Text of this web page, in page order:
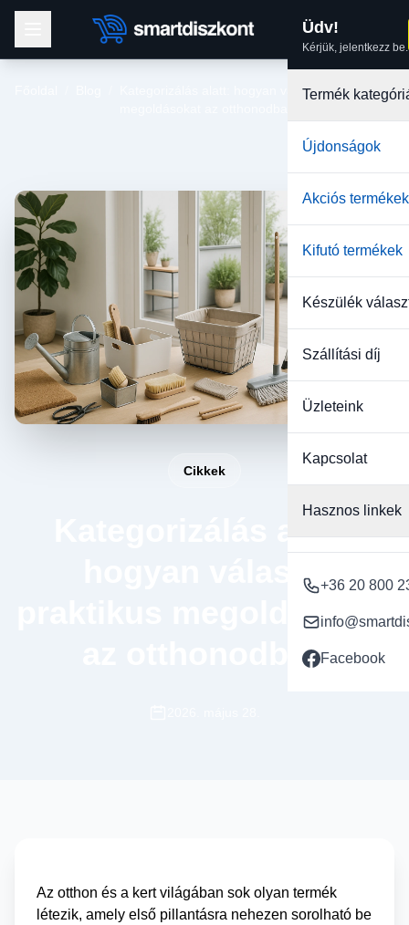
Üdv!
Kérjük, jelentkezz be.
Termék
Újdonságok
Akciós termékek
Kifutó termékek
Készülék
Szállítási díj
Üzleteink
Kapcsolat
Hasznos linkek
+36 20 800
Facebook
Kategorizálás alatt: hogyan válassz praktikus
Cikkek
Kategorizálás alatt:
hogyan válassz
praktikus megoldásokat
az otthonodba?
Az otthon és a kert világában sok olyan termék
létezik, amely első pillantásra nehezen sorolható be